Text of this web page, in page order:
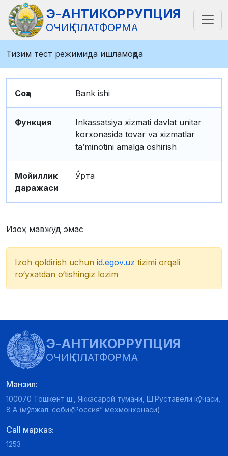
Э-АНТИКОРРУПЦИЯ
ОЧИҚ ПЛАТФОРМА
Тизим тест режимида ишламоқда
Соҳа Bank ishi
Функция
Inkassatsiya xizmati davlat unitar
korxonasida tovar va xizmatlar
taʼminotini amalga oshirish
Мойиллик
даражаси
Ўрта
Изоҳ мавжуд эмас
Izoh qoldirish uchun id.egov.uz tizimi orqali
ro‘yxatdan o‘tishingiz lozim
Э-АНТИКОРРУПЦИЯ
ОЧИҚ ПЛАТФОРМА
Манзил:
100070 Тошкент ш., Яккасарой тумани, Ш.Руставели кўчаси,
8 А (мўлжал: собиқ “Россия” мехмонхонаси)
Call марказ:
1253